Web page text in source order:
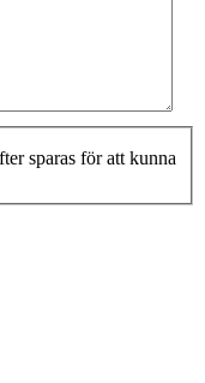
sparas för att kunna